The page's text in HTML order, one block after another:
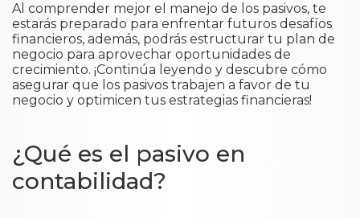
Al comprender mejor el manejo de los pasivos, te
estarás preparado para enfrentar futuros desafíos
financieros, además, podrás estructurar tu plan de
negocio para aprovechar oportunidades de
crecimiento. ¡Continúa leyendo y descubre cómo
asegurar que los pasivos trabajen a favor de tu
negocio y optimicen tus estrategias financieras!
¿Qué es el pasivo en
contabilidad?